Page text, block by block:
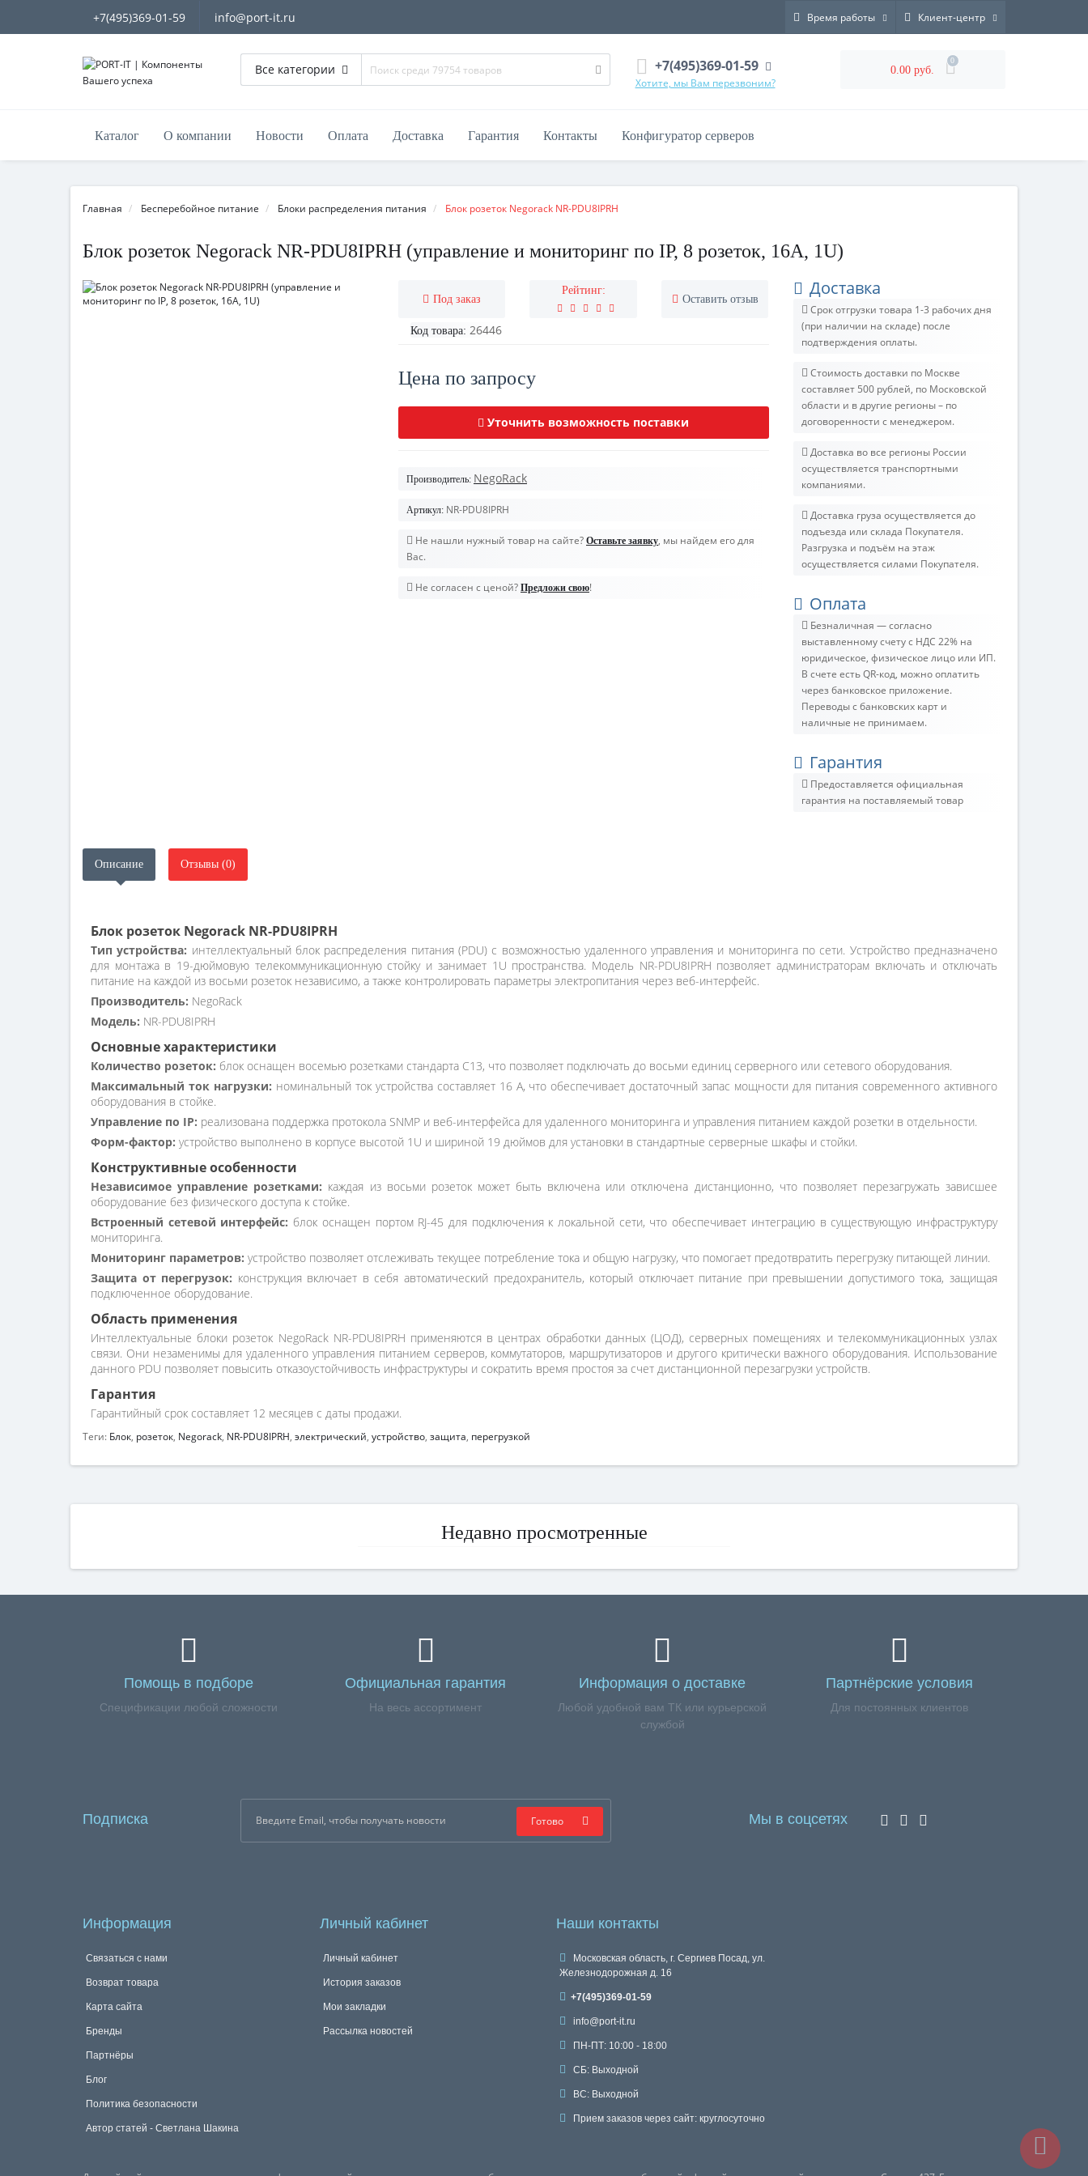
+7(495)369-01-59 info@port-it.ru Время работы Клиент-центр
Все категории +7(495)369-01-59
Хотите, мы Вам перезвоним?
0.00 руб.
0
Каталог О компании Новости Оплата Доставка Гарантия Контакты Конфигуратор серверов
Главная Бесперебойное питание Блоки распределения питания Блок розеток Negorack NR-PDU8IPRH
Блок розеток Negorack NR-PDU8IPRH (управление и мониторинг по IP, 8 розеток, 16А, 1U)
Под заказ
Рейтинг:
Оставить отзыв
Код товара: 26446
Цена по запросу
Уточнить возможность поставки
Производитель: NegoRack
Артикул: NR-PDU8IPRH
Не нашли нужный товар на сайте? Оставьте заявку, мы найдем его для
Вас.
Не согласен с ценой? Предложи свою!
Доставка
Срок отгрузки товара 1-3 рабочих дня
(при наличии на складе) после
подтверждения оплаты.
Стоимость доставки по Москве
составляет 500 рублей, по Московской
области и в другие регионы – по
договоренности с менеджером.
Доставка во все регионы России
осуществляется транспортными
компаниями.
Доставка груза осуществляется до
подъезда или склада Покупателя.
Разгрузка и подъём на этаж
осуществляется силами Покупателя.
Оплата
Безналичная — согласно
выставленному счету c НДС 22% на
юридическое, физическое лицо или ИП.
В счете есть QR-код, можно оплатить
через банковское приложение.
Переводы с банковских карт и
наличные не принимаем.
Гарантия
Предоставляется официальная
гарантия на поставляемый товар
Описание Отзывы (0)
Блок розеток Negorack NR-PDU8IPRH
Тип устройства: интеллектуальный блок распределения питания (PDU) с возможностью удаленного управления и мониторинга по сети. Устройство предназначено
для монтажа в 19-дюймовую телекоммуникационную стойку и занимает 1U пространства. Модель NR-PDU8IPRH позволяет администраторам включать и отключать
питание на каждой из восьми розеток независимо, а также контролировать параметры электропитания через веб-интерфейс.
Производитель: NegoRack
Модель: NR-PDU8IPRH
Основные характеристики
Количество розеток: блок оснащен восемью розетками стандарта C13, что позволяет подключать до восьми единиц серверного или сетевого оборудования.
Максимальный ток нагрузки: номинальный ток устройства составляет 16 А, что обеспечивает достаточный запас мощности для питания современного активного
оборудования в стойке.
Управление по IP: реализована поддержка протокола SNMP и веб-интерфейса для удаленного мониторинга и управления питанием каждой розетки в отдельности.
Форм-фактор: устройство выполнено в корпусе высотой 1U и шириной 19 дюймов для установки в стандартные серверные шкафы и стойки.
Конструктивные особенности
Независимое управление розетками: каждая из восьми розеток может быть включена или отключена дистанционно, что позволяет перезагружать зависшее
оборудование без физического доступа к стойке.
Встроенный сетевой интерфейс: блок оснащен портом RJ-45 для подключения к локальной сети, что обеспечивает интеграцию в существующую инфраструктуру
мониторинга.
Мониторинг параметров: устройство позволяет отслеживать текущее потребление тока и общую нагрузку, что помогает предотвратить перегрузку питающей линии.
Защита от перегрузок: конструкция включает в себя автоматический предохранитель, который отключает питание при превышении допустимого тока, защищая
подключенное оборудование.
Область применения
Интеллектуальные блоки розеток NegoRack NR-PDU8IPRH применяются в центрах обработки данных (ЦОД), серверных помещениях и телекоммуникационных узлах
связи. Они незаменимы для удаленного управления питанием серверов, коммутаторов, маршрутизаторов и другого критически важного оборудования. Использование
данного PDU позволяет повысить отказоустойчивость инфраструктуры и сократить время простоя за счет дистанционной перезагрузки устройств.
Гарантия
Гарантийный срок составляет 12 месяцев с даты продажи.
Теги: Блок, розеток, Negorack, NR-PDU8IPRH, электрический, устройство, защита, перегрузкой
Недавно просмотренные
Помощь в подборе
Спецификации любой сложности
Официальная гарантия
На весь ассортимент
Информация о доставке
Любой удобной вам ТК или курьерской
службой
Партнёрские условия
Для постоянных клиентов
Подписка Готово Мы в соцсетях
Информация
Связаться с нами
Возврат товара
Карта сайта
Бренды
Партнёры
Блог
Политика безопасности
Автор статей - Светлана Шакина
Личный кабинет
Личный кабинет
История заказов
Мои закладки
Рассылка новостей
Наши контакты
Московская область, г. Сергиев Посад, ул.
Железнодорожная д. 16
+7(495)369-01-59
info@port-it.ru
ПН-ПТ: 10:00 - 18:00
СБ: Выходной
ВС: Выходной
Прием заказов через сайт: круглосуточно